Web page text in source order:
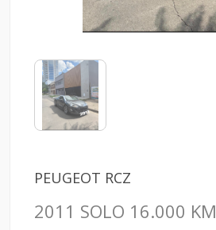
PEUGEOT RCZ
2011 SOLO 16.000 KM